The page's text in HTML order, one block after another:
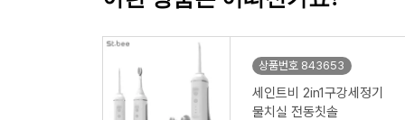
상품번호 843653
세인트비 2in1구강세정기
물치실 전동칫솔